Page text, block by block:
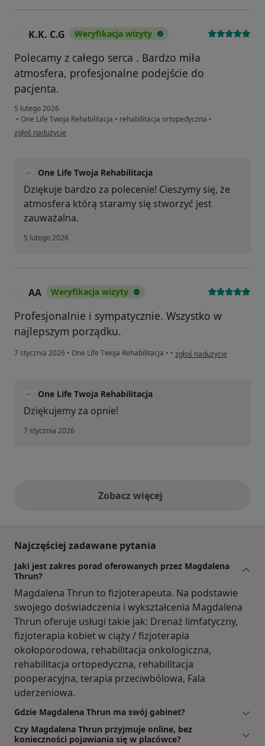
K.K. C.G Weryfikacja wizyty
Polecamy z całego serca . Bardzo miła
atmosfera, profesjonalne podejście do
pacjenta.
5 lutego 2026
• One Life Twoja Rehabilitacja • rehabilitacja ortopedyczna •
w opinii użytkownika K.K. C.G
zgłoś nadużycie
One Life Twoja Rehabilitacja
Dziękuje bardzo za polecenie! Cieszymy się, że
atmosfera którą staramy się stworzyć jest
zauważalna.
5 lutego 2026
AA Weryfikacja wizyty
Profesjonalnie i sympatycznie. Wszystko w
najlepszym porządku.
7 stycznia 2026 • One Life Twoja Rehabilitacja • • w opinii użytkownika AA
zgłoś nadużycie
One Life Twoja Rehabilitacja
Dziękujemy za opnie!
7 stycznia 2026
Zobacz więcejopinie powyżej
Najczęściej zadawane pytania
Jaki jest zakres porad oferowanych przez Magdalena
Thrun?
Magdalena Thrun to fizjoterapeuta. Na podstawie
swojego doświadczenia i wykształcenia Magdalena
Thrun oferuje usługi takie jak: Drenaż limfatyczny,
fizjoterapia kobiet w ciąży / fizjoterapia
okołoporodowa, rehabilitacja onkologiczna,
rehabilitacja ortopedyczna, rehabilitacja
pooperacyjna, terapia przeciwbólowa, Fala
uderzeniowa.
Gdzie Magdalena Thrun ma swój gabinet?
Czy Magdalena Thrun przyjmuje online, bez
konieczności pojawiania się w placówce?